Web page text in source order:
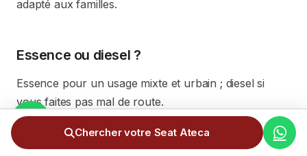
adapté aux familles.
Essence ou diesel ?
Essence pour un usage mixte et urbain ; diesel si
vous faites pas mal de route.
Le prix inclut-il tous les frais ?
Chercher votre Seat Ateca